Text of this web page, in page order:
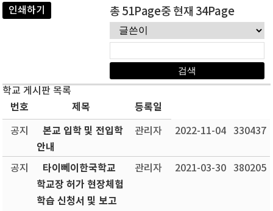
인쇄하기 총 51Page중 현재 34Page
학교 게시판 목록
번호 제목 등록일
공지
본교 입학 및 전입학
안내
관리자 2022-11-04 330437
공지
타이뻬이한국학교
학교장 허가 현장체험
학습 신청서 및 보고
관리자 2021-03-30 380205